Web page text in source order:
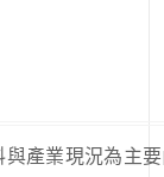
與產業現況為